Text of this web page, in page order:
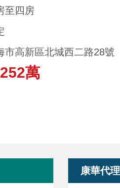
至四房
市高新區北城西二路28號
萬
康華代理